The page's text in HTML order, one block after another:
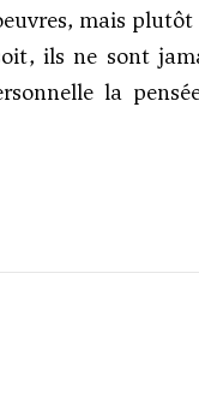
mais
ils ne sont
la